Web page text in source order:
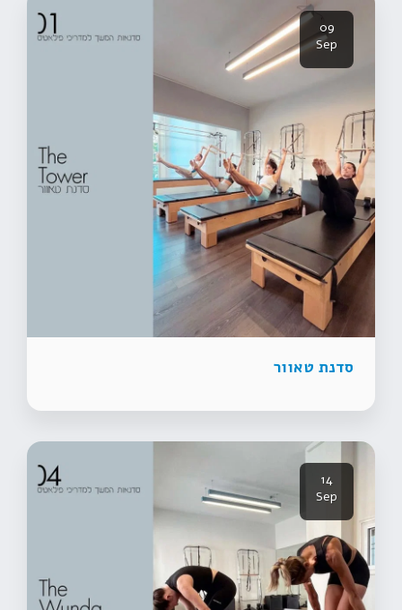
09
Sep
סדנת טאוור
Sep